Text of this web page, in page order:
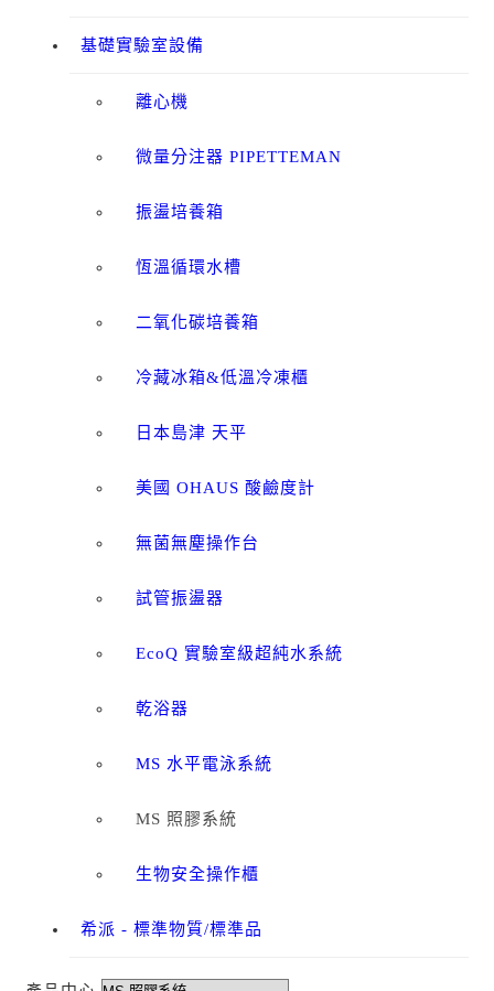
基礎實驗室設備
離心機
微量分注器 PIPETTEMAN
振盪培養箱
恆溫循環水槽
二氧化碳培養箱
冷藏冰箱&低溫冷凍櫃
日本島津 天平
美國 OHAUS 酸鹼度計
無菌無塵操作台
試管振盪器
EcoQ 實驗室級超純水系統
乾浴器
MS 水平電泳系統
MS 照膠系統
生物安全操作櫃
希派 - 標準物質/標準品